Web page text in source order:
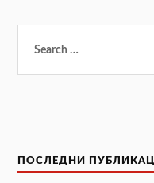
ПОСЛЕДНИ